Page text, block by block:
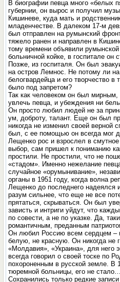
В биографии певца много «белых
губернии, он вырос и получил
Кишиневе, куда мать и
младенчестве. В далеком 17-м
был отправлен на румынский
тяжело ранен и направлен в
тому времени объявили
больничной койке, в госпитале
Позже, из госпиталя. Он был
на остров Лемнос. Не потому ли
белогвардейца и его творчество
было под запретом?
Так как человеком он был мирным,
увлечь певца, и убеждения ни
Он просто любил людей не за
ум, доброту, талант. Еще он был
никогда не изменил своей верной
был, с ее помощью он всегда мог
Лещенко рос и взрослел в
выбор, сам пришел к пониманию
простили. Не простили, что не
«стадом». Именно нежелание
случайное «орумынивание»,
органы в 1951 году, когда волна
Лещенко до последнего надеялся
разум сильнее, что еще не все
прятаться, скрываться. Он был
зависть и интриги уйдут, что
по совести, а не по указке. Да,
романтичным, преданным
Он любил Россию всем сердцем –
белую, не красную. Он никогда не
«Молдавия», «Украина», для него
всегда говорил о своей тоске по
похороненным в русской земле. В
тюремной больницы, его не стало…
Сохранились только редкие